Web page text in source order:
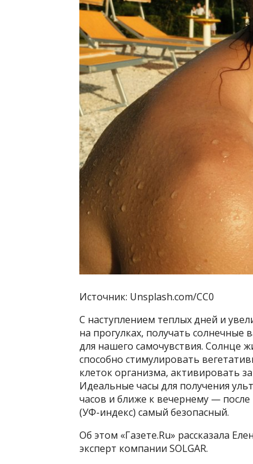
Источник: Unsplash.com/CC0
С наступлением теплых дней и
на прогулках, получать
для нашего самочувствия. Солнце
способно стимулировать
клеток организма, активировать
Идеальные часы для получения
часов и ближе к вечернему —
(УФ-индекс) самый безопасный.
Об этом «Газете.Ru» рассказала
эксперт компании SOLGAR.